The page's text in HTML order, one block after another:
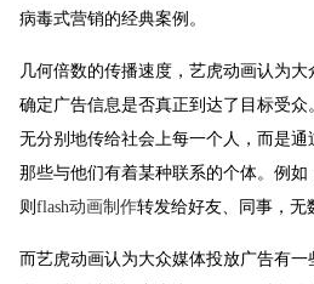
病毒式营销的经典案例。
几何倍数的传播速度，艺虎动画认为
确定广告信息是否真正到达了目标受
无分别地传给社会上每一个人，而是
那些与他们有着某种联系的个体。例
则 flash动画制作转发给好友、同事，无
而艺虎动画认为大众媒体投放广告有